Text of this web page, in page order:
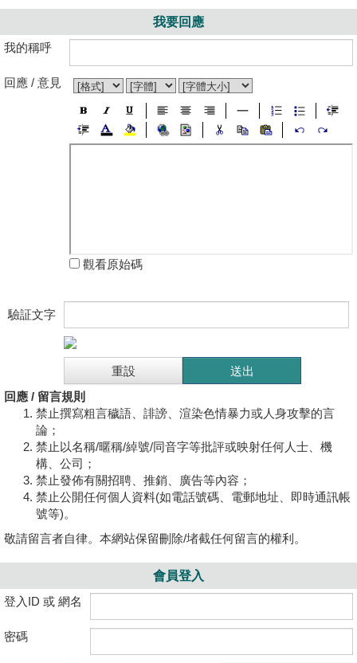
我要回應
我的稱呼
回應 / 意見
觀看原始碼
驗証文字
回應 / 留言規則
禁止撰寫粗言穢語、誹謗、渲染色情暴力或人身攻擊的言
論；
禁止以名稱/暱稱/綽號/同音字等批評或映射任何人士、機
構、公司；
禁止發佈有關招聘、推銷、廣告等內容；
禁止公開任何個人資料(如電話號碼、電郵地址、即時通訊帳
號等)。
敬請留言者自律。本網站保留刪除/堵截任何留言的權利。
會員登入
登入ID 或 網名
密碼